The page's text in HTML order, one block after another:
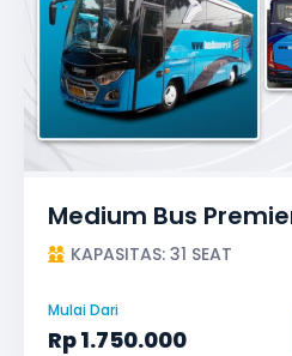
Medium Bus
KAPASITAS: 31 SEAT
Mulai Dari
Rp1.750.000